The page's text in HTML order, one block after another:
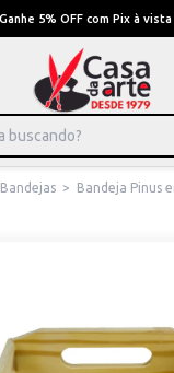
Pague em Até 6x sem
Bandejas >
Bandeja Pinus